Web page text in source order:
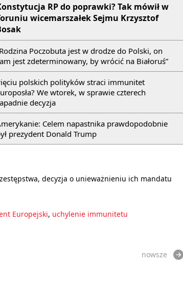
RP do poprawki? Tak mówił w
wicemarszałek Sejmu Krzysztof
„Rodzina Poczobuta jest w drodze do Polski, on
jest zdeterminowany, by wrócić na Białoruś”
polskich polityków straci immunitet
We wtorek, w sprawie czterech
decyzja
Celem napastnika prawdopodobnie
prezydent Donald Trump
decyzja o unieważnieniu ich mandatu
Europejski, uchylenie immunitetu
nowsze